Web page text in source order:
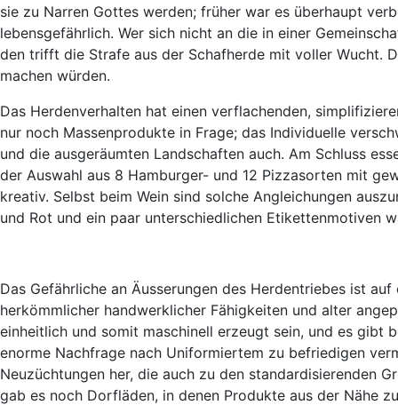
sie zu Narren Gottes werden; früher war es überhaupt
lebensgefährlich. Wer sich nicht an die in einer
den trifft die Strafe aus der Schafherde mit voller Wucht.
machen würden.
Das Herdenverhalten hat einen verflachenden,
nur noch Massenprodukte in Frage; das Individuelle
und die ausgeräumten Landschaften auch. Am Schluss
der Auswahl aus 8 Hamburger- und 12 Pizzasorten mit
kreativ. Selbst beim Wein sind solche Angleichungen
und Rot und ein paar unterschiedlichen Etikettenmotiven
Das Gefährliche an Äusserungen des Herdentriebes ist
herkömmlicher handwerklicher Fähigkeiten und alter
einheitlich und somit maschinell erzeugt sein, und es gibt
enorme Nachfrage nach Uniformiertem zu befriedigen
Neuzüchtungen her, die auch zu den standardisierenden
gab es noch Dorfläden, in denen Produkte aus der Nähe